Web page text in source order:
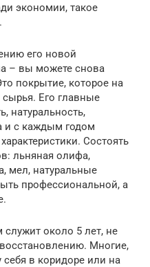
экономии, такое
его новой
– вы можете снова
покрытие, которое на
сырья. Его главные
натуральность,
и с каждым годом
Состоять
льняная олифа,
мел, натуральные
профессиональной, а
около 5 лет, не
Многие,
себя в коридоре или на